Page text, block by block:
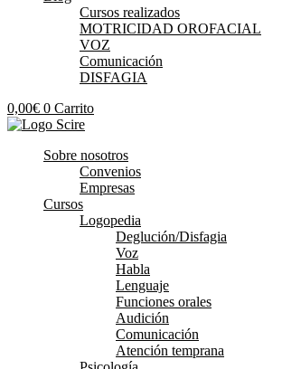
Cursos realizados
MOTRICIDAD OROFACIAL
VOZ
Comunicación
DISFAGIA
0,00€ 0 Carrito
Sobre nosotros
Convenios
Empresas
Cursos
Logopedia
Deglución/Disfagia
Voz
Habla
Lenguaje
Funciones orales
Audición
Comunicación
Atención temprana